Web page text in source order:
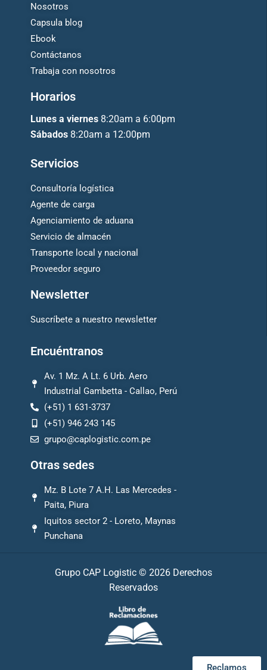
Nosotros
Capsula blog
Ebook
Contáctanos
Trabaja con nosotros
Horarios
Lunes a viernes 8:20am a 6:00pm
Sábados 8:20am a 12:00pm
Servicios
Consultoría logística
Agente de carga
Agenciamiento de aduana
Servicio de almacén
Transporte local y nacional
Proveedor seguro
Newsletter
Suscríbete a nuestro newsletter
Encuéntranos
Av. 1 Mz. A Lt. 6 Urb. Aero
Industrial Gambetta - Callao, Perú
(+51) 1 631-3737
(+51) 946 243 145
grupo@caplogistic.com.pe
Otras sedes
Mz. B Lote 7 A.H. Las Mercedes -
Paita, Piura
Iquitos sector 2 - Loreto, Maynas
Punchana
Grupo CAP Logistic © 2026 Derechos
Reservados
Reclamos